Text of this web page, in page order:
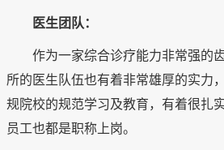
医生团队：
作为一家综合诊疗能力非常强的
所的医生队伍也有着非常雄厚的实力
规院校的规范学习及教育，有着很扎
员工也都是职称上岗。